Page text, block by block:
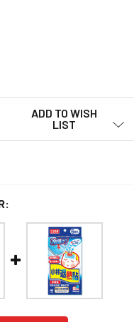
ADD TO WISH
LIST